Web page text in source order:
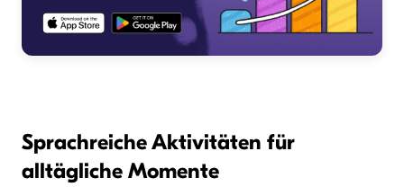
Sprachreiche Aktivitäten für
alltägliche Momente